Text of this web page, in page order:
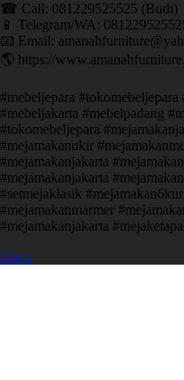
☎ Call: 081229525525 (Budi)
📱 Telegram/WA:
📧 Email:
🌎 https://
#mebeljepara
#mebeljakarta #mebelpadang
#tokomebeljepara
#mejamakanukir
#mejamakanjakarta
#mejamakanjakarta
#setmejaklasik
#mejamakanmarmer
#mejamakanjakarta
Open